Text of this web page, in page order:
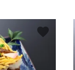
favorite